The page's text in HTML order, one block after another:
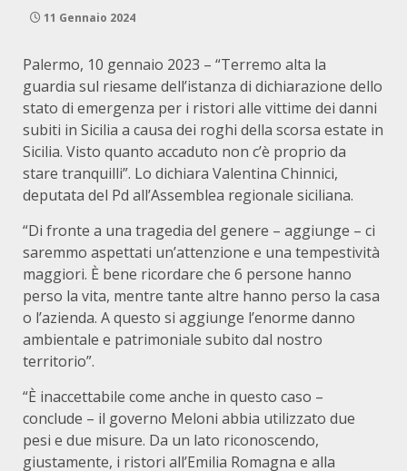
11 Gennaio 2024
Palermo, 10 gennaio 2023 – “Terremo alta la
guardia sul riesame dell’istanza di dichiarazione dello
stato di emergenza per i ristori alle vittime dei danni
subiti in Sicilia a causa dei roghi della scorsa estate in
Sicilia. Visto quanto accaduto non c’è proprio da
stare tranquilli”. Lo dichiara Valentina Chinnici,
deputata del Pd all’Assemblea regionale siciliana.
“Di fronte a una tragedia del genere – aggiunge – ci
saremmo aspettati un’attenzione e una tempestività
maggiori. È bene ricordare che 6 persone hanno
perso la vita, mentre tante altre hanno perso la casa
o l’azienda. A questo si aggiunge l’enorme danno
ambientale e patrimoniale subito dal nostro
territorio”.
“È inaccettabile come anche in questo caso –
conclude – il governo Meloni abbia utilizzato due
pesi e due misure. Da un lato riconoscendo,
giustamente, i ristori all’Emilia Romagna e alla